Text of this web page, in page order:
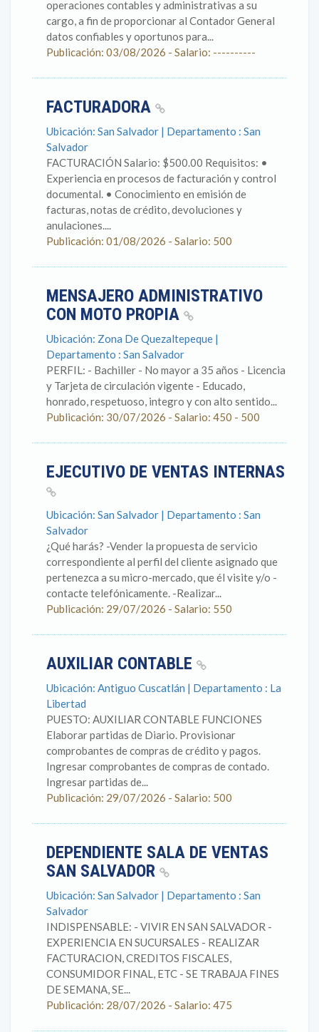
operaciones contables y administrativas a su
cargo, a fin de proporcionar al Contador General
datos confiables y oportunos para...
Publicación: 03/08/2026 - Salario: ----------
FACTURADORA
Ubicación: San Salvador | Departamento : San
Salvador
FACTURACIÓN Salario: $500.00 Requisitos: •
Experiencia en procesos de facturación y control
documental. • Conocimiento en emisión de
facturas, notas de crédito, devoluciones y
anulaciones....
Publicación: 01/08/2026 - Salario: 500
MENSAJERO ADMINISTRATIVO
CON MOTO PROPIA
Ubicación: Zona De Quezaltepeque |
Departamento : San Salvador
PERFIL: - Bachiller - No mayor a 35 años - Licencia
y Tarjeta de circulación vigente - Educado,
honrado, respetuoso, integro y con alto sentido...
Publicación: 30/07/2026 - Salario: 450 - 500
EJECUTIVO DE VENTAS INTERNAS
Ubicación: San Salvador | Departamento : San
Salvador
¿Qué harás? -Vender la propuesta de servicio
correspondiente al perfil del cliente asignado que
pertenezca a su micro-mercado, que él visite y/o -
contacte telefónicamente. -Realizar...
Publicación: 29/07/2026 - Salario: 550
AUXILIAR CONTABLE
Ubicación: Antiguo Cuscatlán | Departamento : La
Libertad
PUESTO: AUXILIAR CONTABLE FUNCIONES
Elaborar partidas de Diario. Provisionar
comprobantes de compras de crédito y pagos.
Ingresar comprobantes de compras de contado.
Ingresar partidas de...
Publicación: 29/07/2026 - Salario: 500
DEPENDIENTE SALA DE VENTAS
SAN SALVADOR
Ubicación: San Salvador | Departamento : San
Salvador
INDISPENSABLE: - VIVIR EN SAN SALVADOR -
EXPERIENCIA EN SUCURSALES - REALIZAR
FACTURACION, CREDITOS FISCALES,
CONSUMIDOR FINAL, ETC - SE TRABAJA FINES
DE SEMANA, SE...
Publicación: 28/07/2026 - Salario: 475